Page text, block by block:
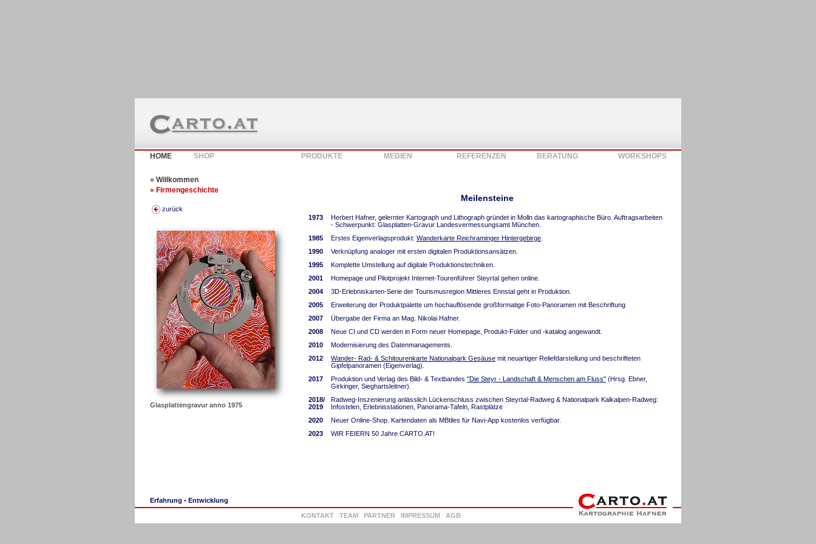
HOME SHOP PRODUKTE MEDIEN REFERENZEN BERATUNG WORKSHOPS
» Willkommen
» Firmengeschichte
zurück
Glasplattengravur anno 1975
Meilensteine
1973
Herbert Hafner, gelernter Kartograph und Lithograph gründet in Molln das kartographische Büro. Auftragsarbeiten
- Schwerpunkt: Glasplatten-Gravur Landesvermessungsamt München.
1985
Erstes Eigenverlagsprodukt: Wanderkarte Reichraminger Hintergebirge
1990
Verknüpfung analoger mit ersten digitalen Produktionsansätzen.
1995
Komplette Umstellung auf digitale Produktionstechniken.
2001
Homepage und Pilotprojekt Internet-Tourenführer Steyrtal gehen online.
2004
3D-Erlebniskarten-Serie der Tourismusregion Mittleres Ennstal geht in Produktion.
2005
Erweiterung der Produktpalette um hochauflösende großformatige Foto-Panoramen mit Beschriftung
2007
Übergabe der Firma an Mag. Nikolai Hafner.
2008
Neue CI und CD werden in Form neuer Homepage, Produkt-Folder und -katalog angewandt.
2010
Modernisierung des Datenmanagements.
2012
Wander- Rad- & Schitourenkarte Nationalpark Gesäuse mit neuartiger Reliefdarstellung und beschrifteten
Gipfelpanoramen (Eigenverlag).
2017
Produktion und Verlag des Bild- & Textbandes "Die Steyr - Landschaft & Menschen am Fluss" (Hrsg. Ebner,
Girkinger, Sieghartsleitner).
2018/
2019
Radweg-Inszenierung anlässlich Lückenschluss zwischen Steyrtal-Radweg & Nationalpark Kalkalpen-Radweg:
Infostelen, Erlebnisstationen, Panorama-Tafeln, Rastplätze
2020
Neuer Online-Shop. Kartendaten als MBtiles für Navi-App kostenlos verfügbar.
2023
WIR FEIERN 50 Jahre CARTO.AT!
Erfahrung • Entwicklung
KONTAKT TEAM PARTNER IMPRESSUM AGB